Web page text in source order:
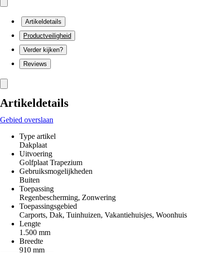
Artikeldetails
Productveiligheid
Verder kijken?
Reviews
Artikeldetails
Gebied overslaan
Type artikel
Dakplaat
Uitvoering
Golfplaat Trapezium
Gebruiksmogelijkheden
Buiten
Toepassing
Regenbescherming, Zonwering
Toepassingsgebied
Carports, Dak, Tuinhuizen, Vakantiehuisjes, Woonhuis
Lengte
1.500 mm
Breedte
910 mm